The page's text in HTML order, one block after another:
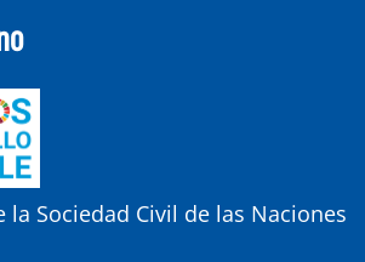
la Sociedad Civil de las Naciones